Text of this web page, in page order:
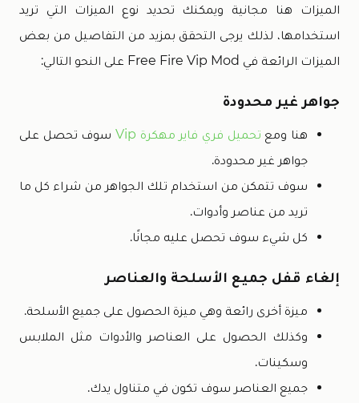
الميزات هنا مجانية ويمكنك تحديد نوع الميزات التي تريد
استخدامها، لذلك يرجى التحقق بمزيد من التفاصيل من بعض
الميزات الرائعة في Free Fire Vip Mod على النحو التالي:
جواهر غير محدودة
هنا ومع تحميل فري فاير مهكرة Vip
سوف تحصل على
جواهر غير محدودة.
سوف تتمكن من استخدام تلك الجواهر من شراء كل ما
تريد من عناصر وأدوات.
كل شيء سوف تحصل عليه مجانًا.
إلغاء قفل جميع الأسلحة والعناصر
ميزة أخرى رائعة وهي ميزة الحصول على جميع الأسلحة.
وكذلك الحصول على العناصر والأدوات مثل الملابس
وسكينات.
جميع العناصر سوف تكون في متناول يدك.